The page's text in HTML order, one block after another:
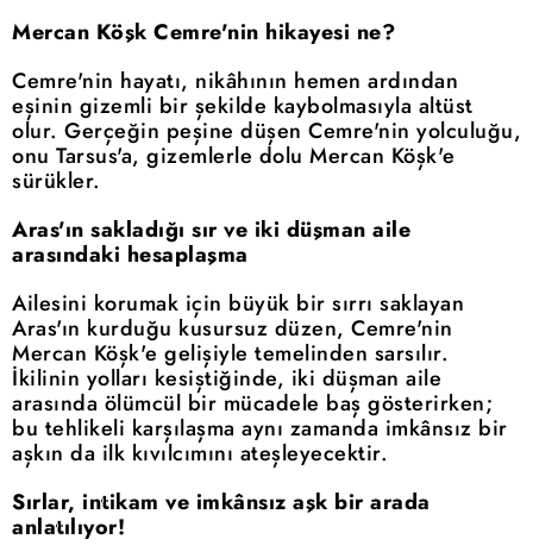
Mercan Köşk Cemre'nin hikayesi ne?
Cemre'nin hayatı, nikâhının hemen ardından
eşinin gizemli bir şekilde kaybolmasıyla altüst
olur. Gerçeğin peşine düşen Cemre'nin yolculuğu,
onu Tarsus'a, gizemlerle dolu Mercan Köşk'e
sürükler.
Aras'ın sakladığı sır ve iki düşman aile
arasındaki hesaplaşma
Ailesini korumak için büyük bir sırrı saklayan
Aras'ın kurduğu kusursuz düzen, Cemre'nin
Mercan Köşk'e gelişiyle temelinden sarsılır.
İkilinin yolları kesiştiğinde, iki düşman aile
arasında ölümcül bir mücadele baş gösterirken;
bu tehlikeli karşılaşma aynı zamanda imkânsız bir
aşkın da ilk kıvılcımını ateşleyecektir.
Sırlar, intikam ve imkânsız aşk bir arada
anlatılıyor!